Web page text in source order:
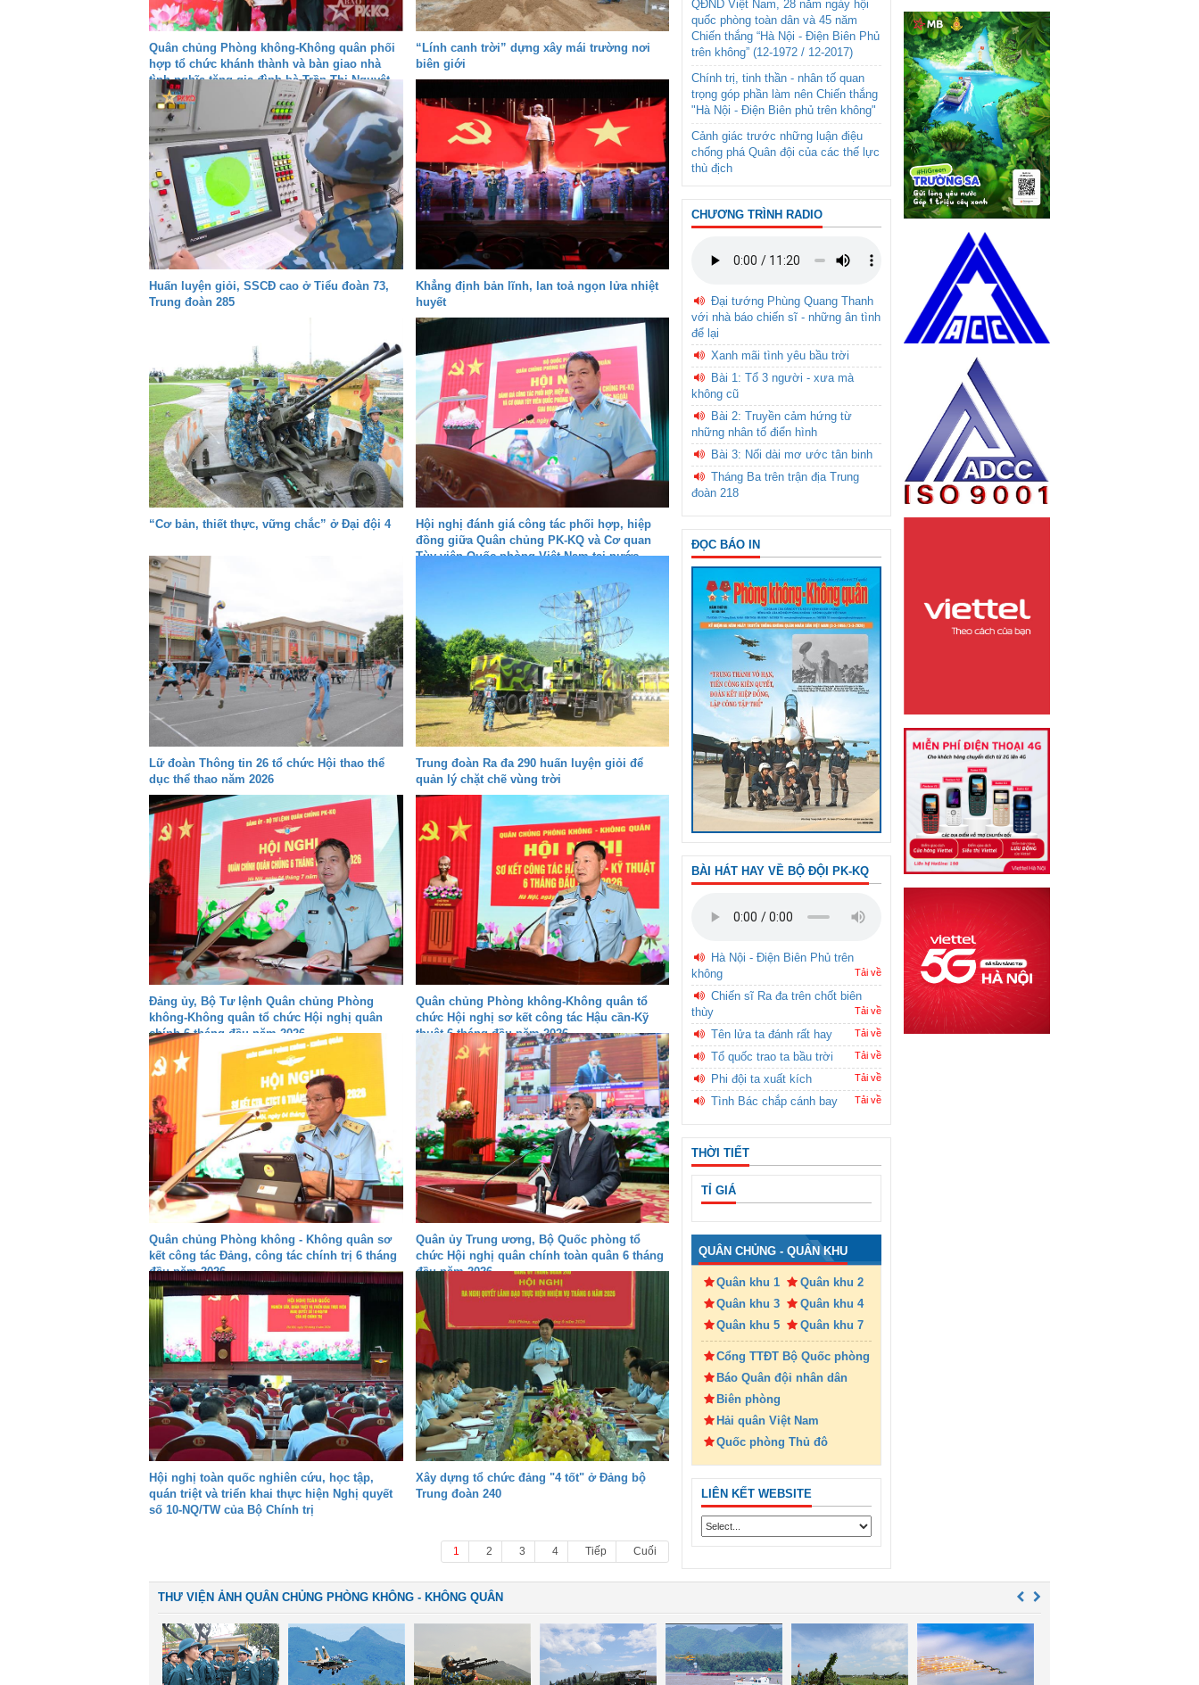
Quân chủng Phòng không-Không quân phối
hợp tổ chức khánh thành và bàn giao nhà
tình nghĩa tặng gia đình bà Trần Thị Nguyệt
“Lính canh trời” dựng xây mái trường nơi
biên giới
Huấn luyện giỏi, SSCĐ cao ở Tiểu đoàn 73,
Trung đoàn 285
Khẳng định bản lĩnh, lan toả ngọn lửa nhiệt
huyết
“Cơ bản, thiết thực, vững chắc” ở Đại đội 4
Hội nghị đánh giá công tác phối hợp, hiệp
đồng giữa Quân chủng PK-KQ và Cơ quan
Tùy viên Quốc phòng Việt Nam tại nước
Lữ đoàn Thông tin 26 tổ chức Hội thao thể
dục thể thao năm 2026
Trung đoàn Ra đa 290 huấn luyện giỏi để
quản lý chặt chẽ vùng trời
Đảng ủy, Bộ Tư lệnh Quân chủng Phòng
không-Không quân tổ chức Hội nghị quân
chính 6 tháng đầu năm 2026
Quân chủng Phòng không-Không quân tổ
chức Hội nghị sơ kết công tác Hậu cần-Kỹ
thuật 6 tháng đầu năm 2026
Quân chủng Phòng không - Không quân sơ
kết công tác Đảng, công tác chính trị 6 tháng
đầu năm 2026
Quân ủy Trung ương, Bộ Quốc phòng tổ
chức Hội nghị quân chính toàn quân 6 tháng
đầu năm 2026
Hội nghị toàn quốc nghiên cứu, học tập,
quán triệt và triển khai thực hiện Nghị quyết
số 10-NQ/TW của Bộ Chính trị
Xây dựng tổ chức đảng "4 tốt" ở Đảng bộ
Trung đoàn 240
1 2 3 4 Tiếp Cuối
QĐND Việt Nam, 28 năm ngày hội
quốc phòng toàn dân và 45 năm
Chiến thắng “Hà Nội - Điện Biên Phủ
trên không” (12-1972 / 12-2017)
Chính trị, tinh thần - nhân tố quan
trọng góp phần làm nên Chiến thắng
"Hà Nội - Điện Biên phủ trên không"
Cảnh giác trước những luận điệu
chống phá Quân đội của các thế lực
thù địch
CHƯƠNG TRÌNH RADIO
Đại tướng Phùng Quang Thanh
với nhà báo chiến sĩ - những ân tình
để lại
Xanh mãi tình yêu bầu trời
Bài 1: Tổ 3 người - xưa mà
không cũ
Bài 2: Truyền cảm hứng từ
những nhân tố điển hình
Bài 3: Nối dài mơ ước tân binh
Tháng Ba trên trận địa Trung
đoàn 218
ĐỌC BÁO IN
BÀI HÁT HAY VỀ BỘ ĐỘI PK-KQ
Hà Nội - Điện Biên Phủ trên
không
Tải về
Chiến sĩ Ra đa trên chốt biên
thùy
Tải về
Tên lửa ta đánh rất hay Tải về
Tổ quốc trao ta bầu trời Tải về
Phi đội ta xuất kích Tải về
Tình Bác chắp cánh bay Tải về
THỜI TIẾT
TỈ GIÁ
QUÂN CHỦNG - QUÂN KHU
Quân khu 1
Quân khu 2
Quân khu 3
Quân khu 4
Quân khu 5
Quân khu 7
Cổng TTĐT Bộ Quốc phòng
Báo Quân đội nhân dân
Biên phòng
Hải quân Việt Nam
Quốc phòng Thủ đô
LIÊN KẾT WEBSITE
THƯ VIỆN ẢNH QUÂN CHỦNG PHÒNG KHÔNG - KHÔNG QUÂN